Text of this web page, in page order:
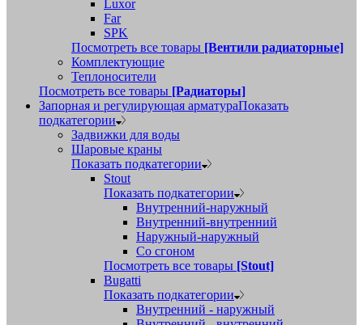
Luxor
Far
SPK
Посмотреть все товары [Вентили радиаторные]
Комплектующие
Теплоносители
Посмотреть все товары [Радиаторы]
Запорная и регулирующая арматураПоказать
подкатегории
Задвижки для воды
Шаровые краны
Показать подкатегории
Stout
Показать подкатегории
Внутренний-наружный
Внутренний-внутренний
Наружный-наружный
Со сгоном
Посмотреть все товары [Stout]
Bugatti
Показать подкатегории
Внутренний - наружный